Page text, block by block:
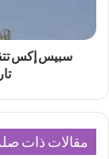
سبيس إكس
مقالات ذات